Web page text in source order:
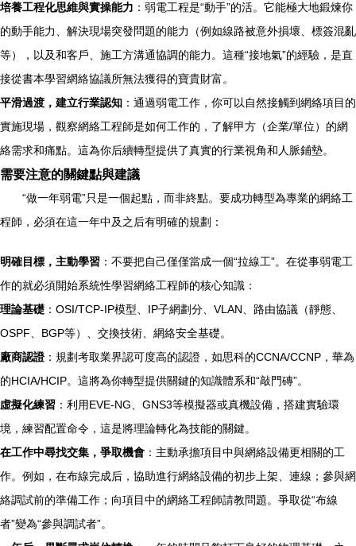
培養工程化思維與實操能力 ：弱電工程是“動手”的活。它能極大地鍛煉你
的動手能力、解決現場突發問題的能力（例如線路被意外損壞、標簽混亂
等），以及和客戶、施工方溝通協調的能力。這種“接地氣”的經驗，是直
接從書本學習網絡協議所無法獲得的寶貴財富。
平滑過渡，建立行業認知 ：通過弱電工作，你可以自然接觸到網絡項目的
實施現場，觀察網絡工程師是如何工作的，了解甲方（企業/單位）的網
絡需求和痛點。這為你后續轉型提供了真實的行業視角和人脈鋪墊。
需要注意的關鍵點與建議
“做一年弱電”只是一個起點，而非終點。要成功轉型為專業的網絡工
程師，必須在這一年中及之后有明確的規劃：
明確目標，主動學習 ：不要把自己僅僅當成一個“拉線工”。在從事弱電工
作的就必須開始系統性學習網絡工程師的核心知識：
理論基礎 ：OSI/TCP-IP模型、IP子網劃分、VLAN、路由協議（靜態、
OSPF、BGP等）、交換技術、網絡安全基礎。
廠商認證：規劃考取業界認可度高的認證，如思科的CCNA/CCNP，華為
的HCIA/HCIP。這將為你轉型提供關鍵的知識體系和“敲門磚”。
虛擬化練習 ：利用EVE-NG、GNS3等模擬器或真機設備，搭建實驗環
境，練習配置命令，這是將理論轉化為技能的關鍵。
在工作中尋找交集，爭取機會 ：主動承擔項目中與網絡設備更相關的工
作。例如，在布線完成后，協助進行網絡設備的初步上架、連線；參與網
絡調試前的準備工作；向項目中的網絡工程師請教問題。爭取從“布線
者”變為“參與調試者”。